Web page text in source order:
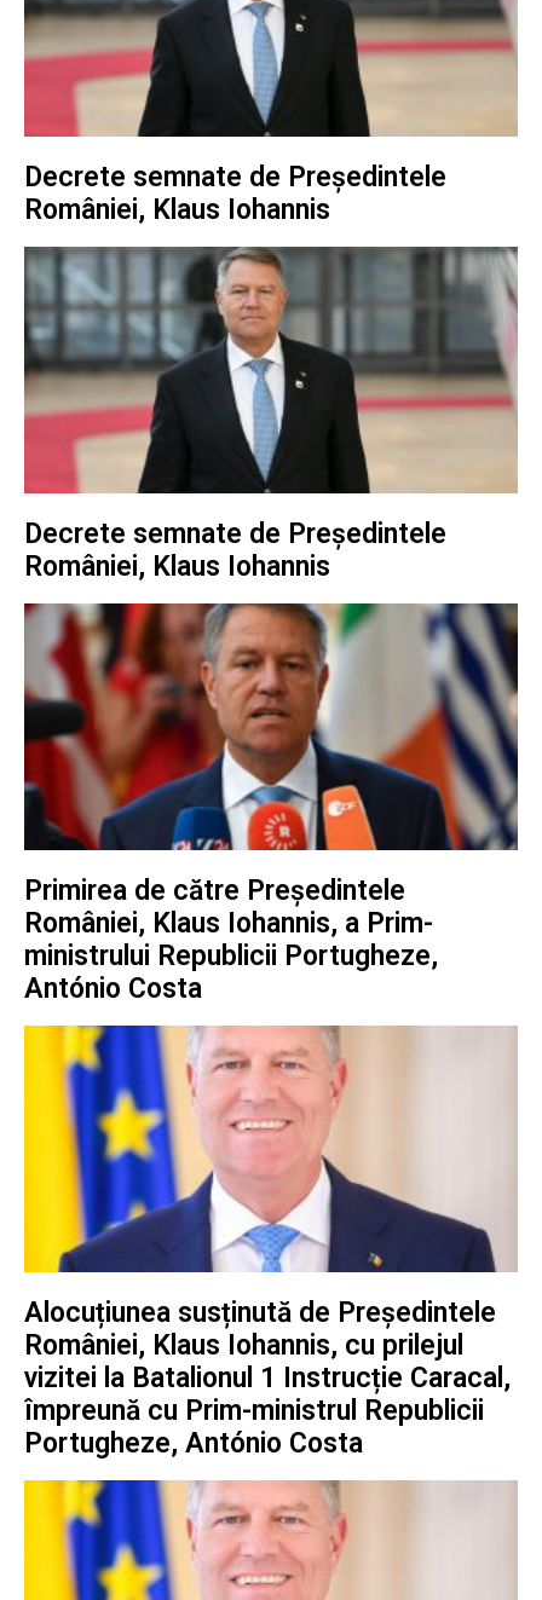
Decrete semnate de Președintele
României, Klaus Iohannis
Decrete semnate de Președintele
României, Klaus Iohannis
Primirea de către Președintele
României, Klaus Iohannis, a Prim-
ministrului Republicii Portugheze,
António Costa
Alocuțiunea susținută de Președintele
României, Klaus Iohannis, cu prilejul
vizitei la Batalionul 1 Instrucție Caracal,
împreună cu Prim-ministrul Republicii
Portugheze, António Costa